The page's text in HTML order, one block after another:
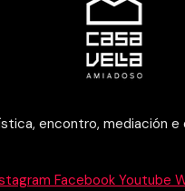
encontro, mediación
Facebook Youtube